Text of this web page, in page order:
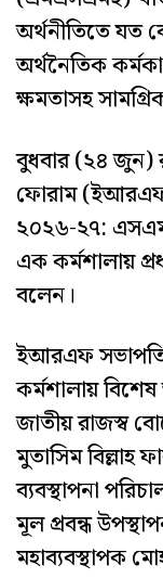
অর্থনীতিতে যত
অর্থনৈতিক
ক্ষমতাসহ
বুধবার (২৪ জুন)
ফোরাম
২০২৬-২৭: এসএমই
এক কর্মশালায়
বলেন।
ইআরএফ সভাপতি
কর্মশালায়
জাতীয় রাজস্ব
মুতাসিম
ব্যবস্থাপনা
মূল প্রবন্ধ
মহাব্যবস্থাপক